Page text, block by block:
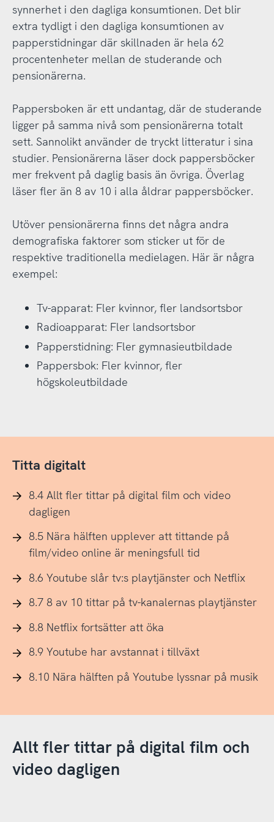
synnerhet i den dagliga konsumtionen. Det blir
extra tydligt i den dagliga konsumtionen av
papperstidningar där skillnaden är hela 62
procentenheter mellan de studerande och
pensionärerna.
Pappersboken är ett undantag, där de studerande
ligger på samma nivå som pensionärerna totalt
sett. Sannolikt använder de tryckt litteratur i sina
studier. Pensionärerna läser dock pappersböcker
mer frekvent på daglig basis än övriga. Överlag
läser fler än 8 av 10 i alla åldrar pappersböcker.
Utöver pensionärerna finns det några andra
demografiska faktorer som sticker ut för de
respektive traditionella medielagen. Här är några
exempel:
Tv-apparat: Fler kvinnor, fler landsortsbor
Radioapparat: Fler landsortsbor
Papperstidning: Fler gymnasieutbildade
Pappersbok: Fler kvinnor, fler
högskoleutbildade
Titta digitalt
8.4 Allt fler tittar på digital film och video
dagligen
8.5 Nära hälften upplever att tittande på
film/video online är meningsfull tid
8.6 Youtube slår tv:s playtjänster och Netflix
8.7 8 av 10 tittar på tv-kanalernas playtjänster
8.8 Netflix fortsätter att öka
8.9 Youtube har avstannat i tillväxt
8.10 Nära hälften på Youtube lyssnar på musik
Allt fler tittar på digital film och
video dagligen